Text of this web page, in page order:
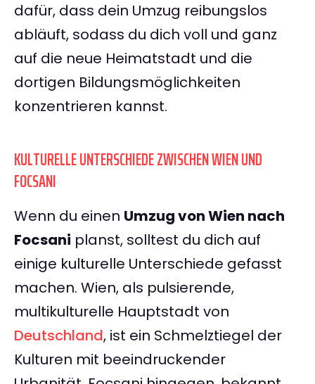
dafür, dass dein Umzug reibungslos
abläuft, sodass du dich voll und ganz
auf die neue Heimatstadt und die
dortigen Bildungsmöglichkeiten
konzentrieren kannst.
KULTURELLE UNTERSCHIEDE ZWISCHEN WIEN UND
FOCSANI
Wenn du einen Umzug von Wien nach
Focsani planst, solltest du dich auf
einige kulturelle Unterschiede gefasst
machen. Wien, als pulsierende,
multikulturelle Hauptstadt von
Deutschland, ist ein Schmelztiegel der
Kulturen mit beeindruckender